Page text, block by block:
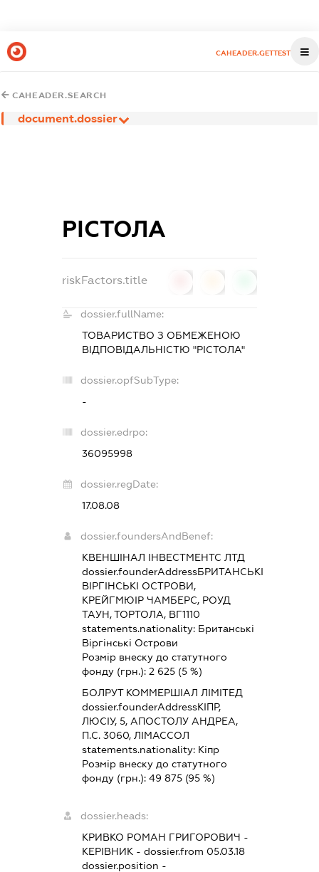
CAHEADER.GETTEST
CAHEADER.SEARCH
document.dossier
РІСТОЛА
riskFactors.title
dossier.fullName:
ТОВАРИСТВО З ОБМЕЖЕНОЮ
ВІДПОВІДАЛЬНІСТЮ "РІСТОЛА"
dossier.opfSubType:
-
dossier.edrpo:
36095998
dossier.regDate:
17.08.08
dossier.foundersAndBenef:
КВЕНШІНАЛ ІНВЕСТМЕНТС ЛТД
dossier.founderAddressБРИТАНСЬКІ
ВІРГІНСЬКІ ОСТРОВИ,
КРЕЙГМЮІР ЧАМБЕРС, РОУД
ТАУН, ТОРТОЛА, ВГ1110
statements.nationality: Британські
Віргінські Острови
Розмір внеску до статутного
фонду (грн.): 2 625(5 %)
БОЛРУТ КОММЕРШІАЛ ЛІМІТЕД
dossier.founderAddressКІПР,
ЛЮСІУ, 5, АПОСТОЛУ АНДРЕА,
П.С. 3060, ЛІМАССОЛ
statements.nationality: Кіпр
Розмір внеску до статутного
фонду (грн.): 49 875(95 %)
dossier.heads:
КРИВКО РОМАН ГРИГОРОВИЧ -
КЕРІВНИК - dossier.from 05.03.18
dossier.position -